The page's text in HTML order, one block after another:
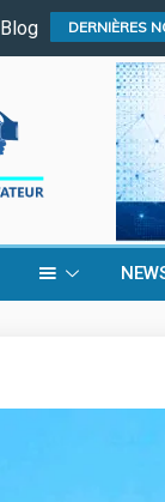
Blog DERNIÈRES
04/08 :